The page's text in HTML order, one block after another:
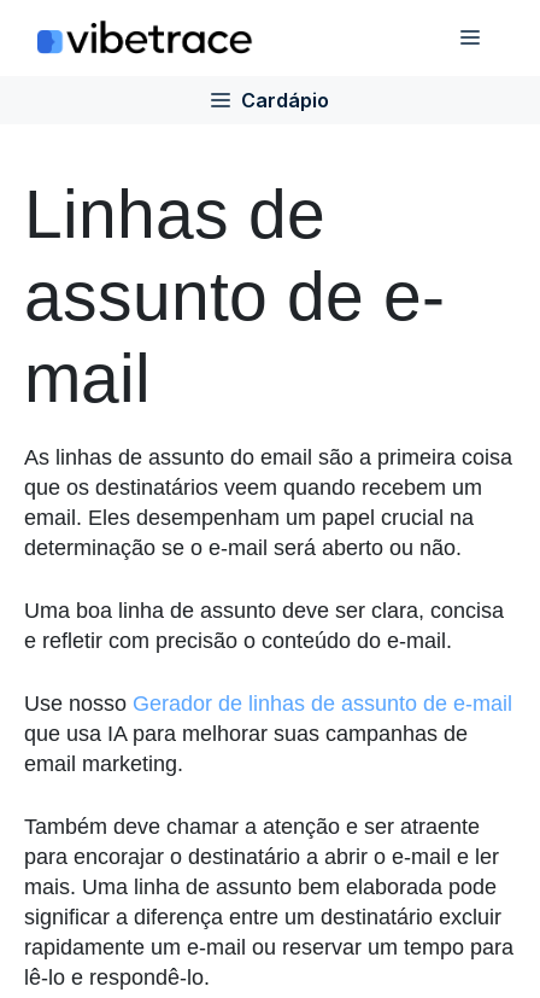
para
Cardápio
Linhas de
assunto de e-
mail
As linhas de assunto do email são a primeira coisa
que os destinatários veem quando recebem um
email. Eles desempenham um papel crucial na
determinação se o e-mail será aberto ou não.
Uma boa linha de assunto deve ser clara, concisa
e refletir com precisão o conteúdo do e-mail.
Use nosso Gerador de linhas de assunto de e-mail
que usa IA para melhorar suas campanhas de
email marketing.
Também deve chamar a atenção e ser atraente
para encorajar o destinatário a abrir o e-mail e ler
mais. Uma linha de assunto bem elaborada pode
significar a diferença entre um destinatário excluir
rapidamente um e-mail ou reservar um tempo para
lê-lo e respondê-lo.